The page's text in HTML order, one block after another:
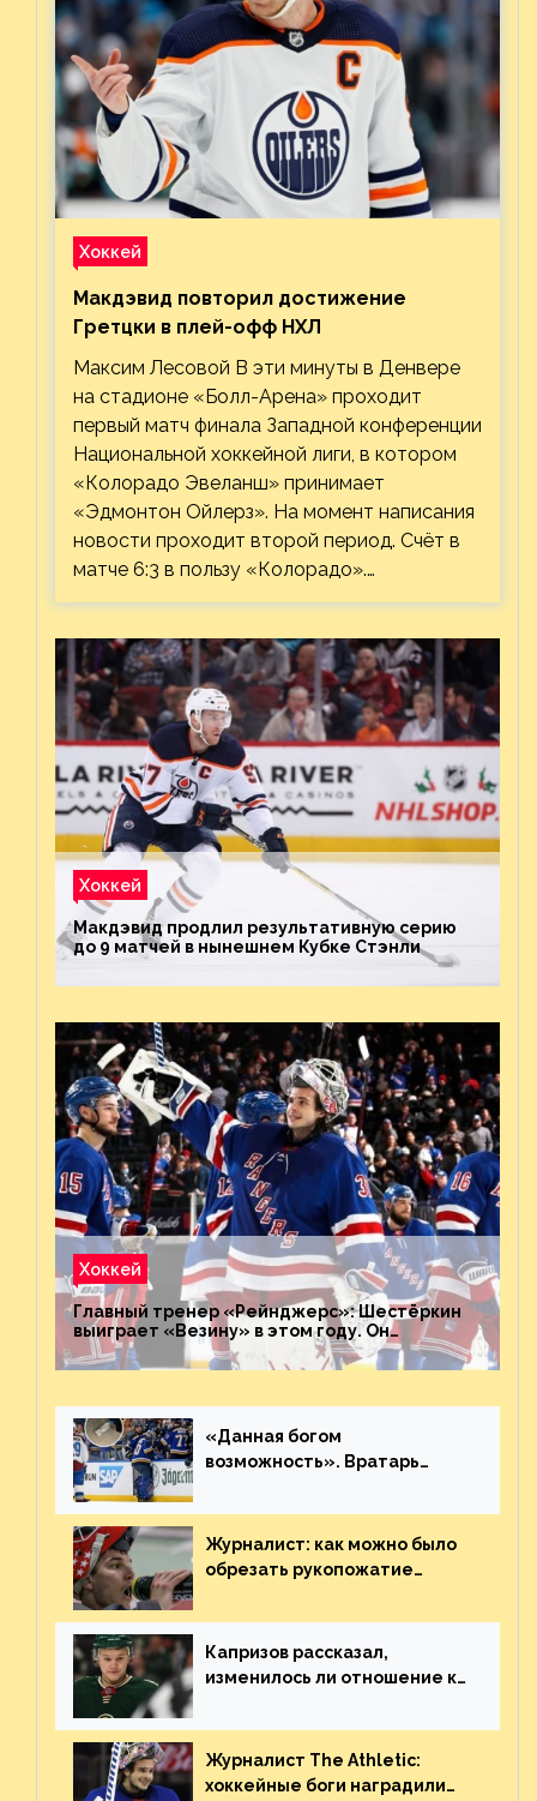
Хоккей
Макдэвид повторил достижение
Гретцки в плей-офф НХЛ
Максим Лесовой В эти минуты в Денвере
на стадионе «Болл-Арена» проходит
первый матч финала Западной конференции
Национальной хоккейной лиги, в котором
«Колорадо Эвеланш» принимает
«Эдмонтон Ойлерз». На момент написания
новости проходит второй период. Счёт в
матче 6:3 в пользу «Колорадо».…
Хоккей
Макдэвид продлил результативную серию
до 9 матчей в нынешнем Кубке Стэнли
Хоккей
Главный тренер «Рейнджерс»: Шестёркин
выиграет «Везину» в этом году. Он
невероятен
«Данная богом
возможность». Вратарь
броске бутылкой в Кадри
Журналист: как можно было
обрезать рукопожатие
Плохая работа, ESPN
Капризов рассказал,
изменилось ли отношение к
Украине
Журналист The Athletic:
хоккейные боги наградили